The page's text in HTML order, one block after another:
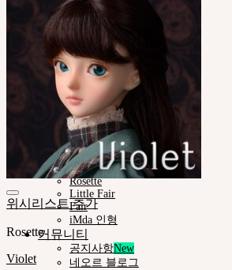
스타일
도구
스탠드ㆍ가방
메이크업용품
조립용품
커스텀용품
네오르-아카이브
Pet Doll
Timp
Nappy Choo
Rosette
Little Fair
Fair
iMda 인형
커뮤니티
공지사항
네오르 블로그
위시리스트 추가
Rosette
Violet